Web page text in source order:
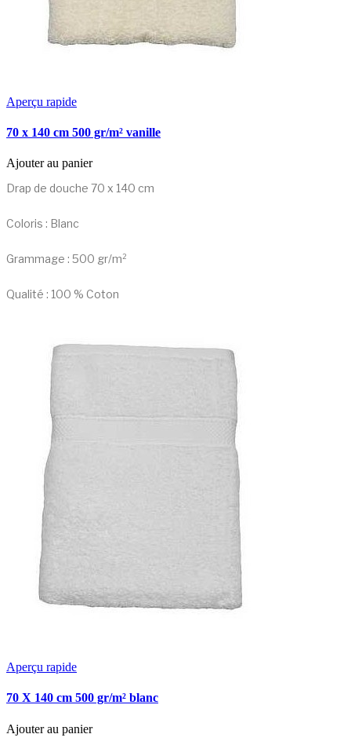
Aperçu rapide
70 x 140 cm 500 gr/m² vanille
Ajouter au panier
Drap de douche 70 x 140 cm
Coloris : Blanc
Grammage : 500 gr/m²
Qualité : 100 % Coton
Aperçu rapide
70 X 140 cm 500 gr/m² blanc
Ajouter au panier